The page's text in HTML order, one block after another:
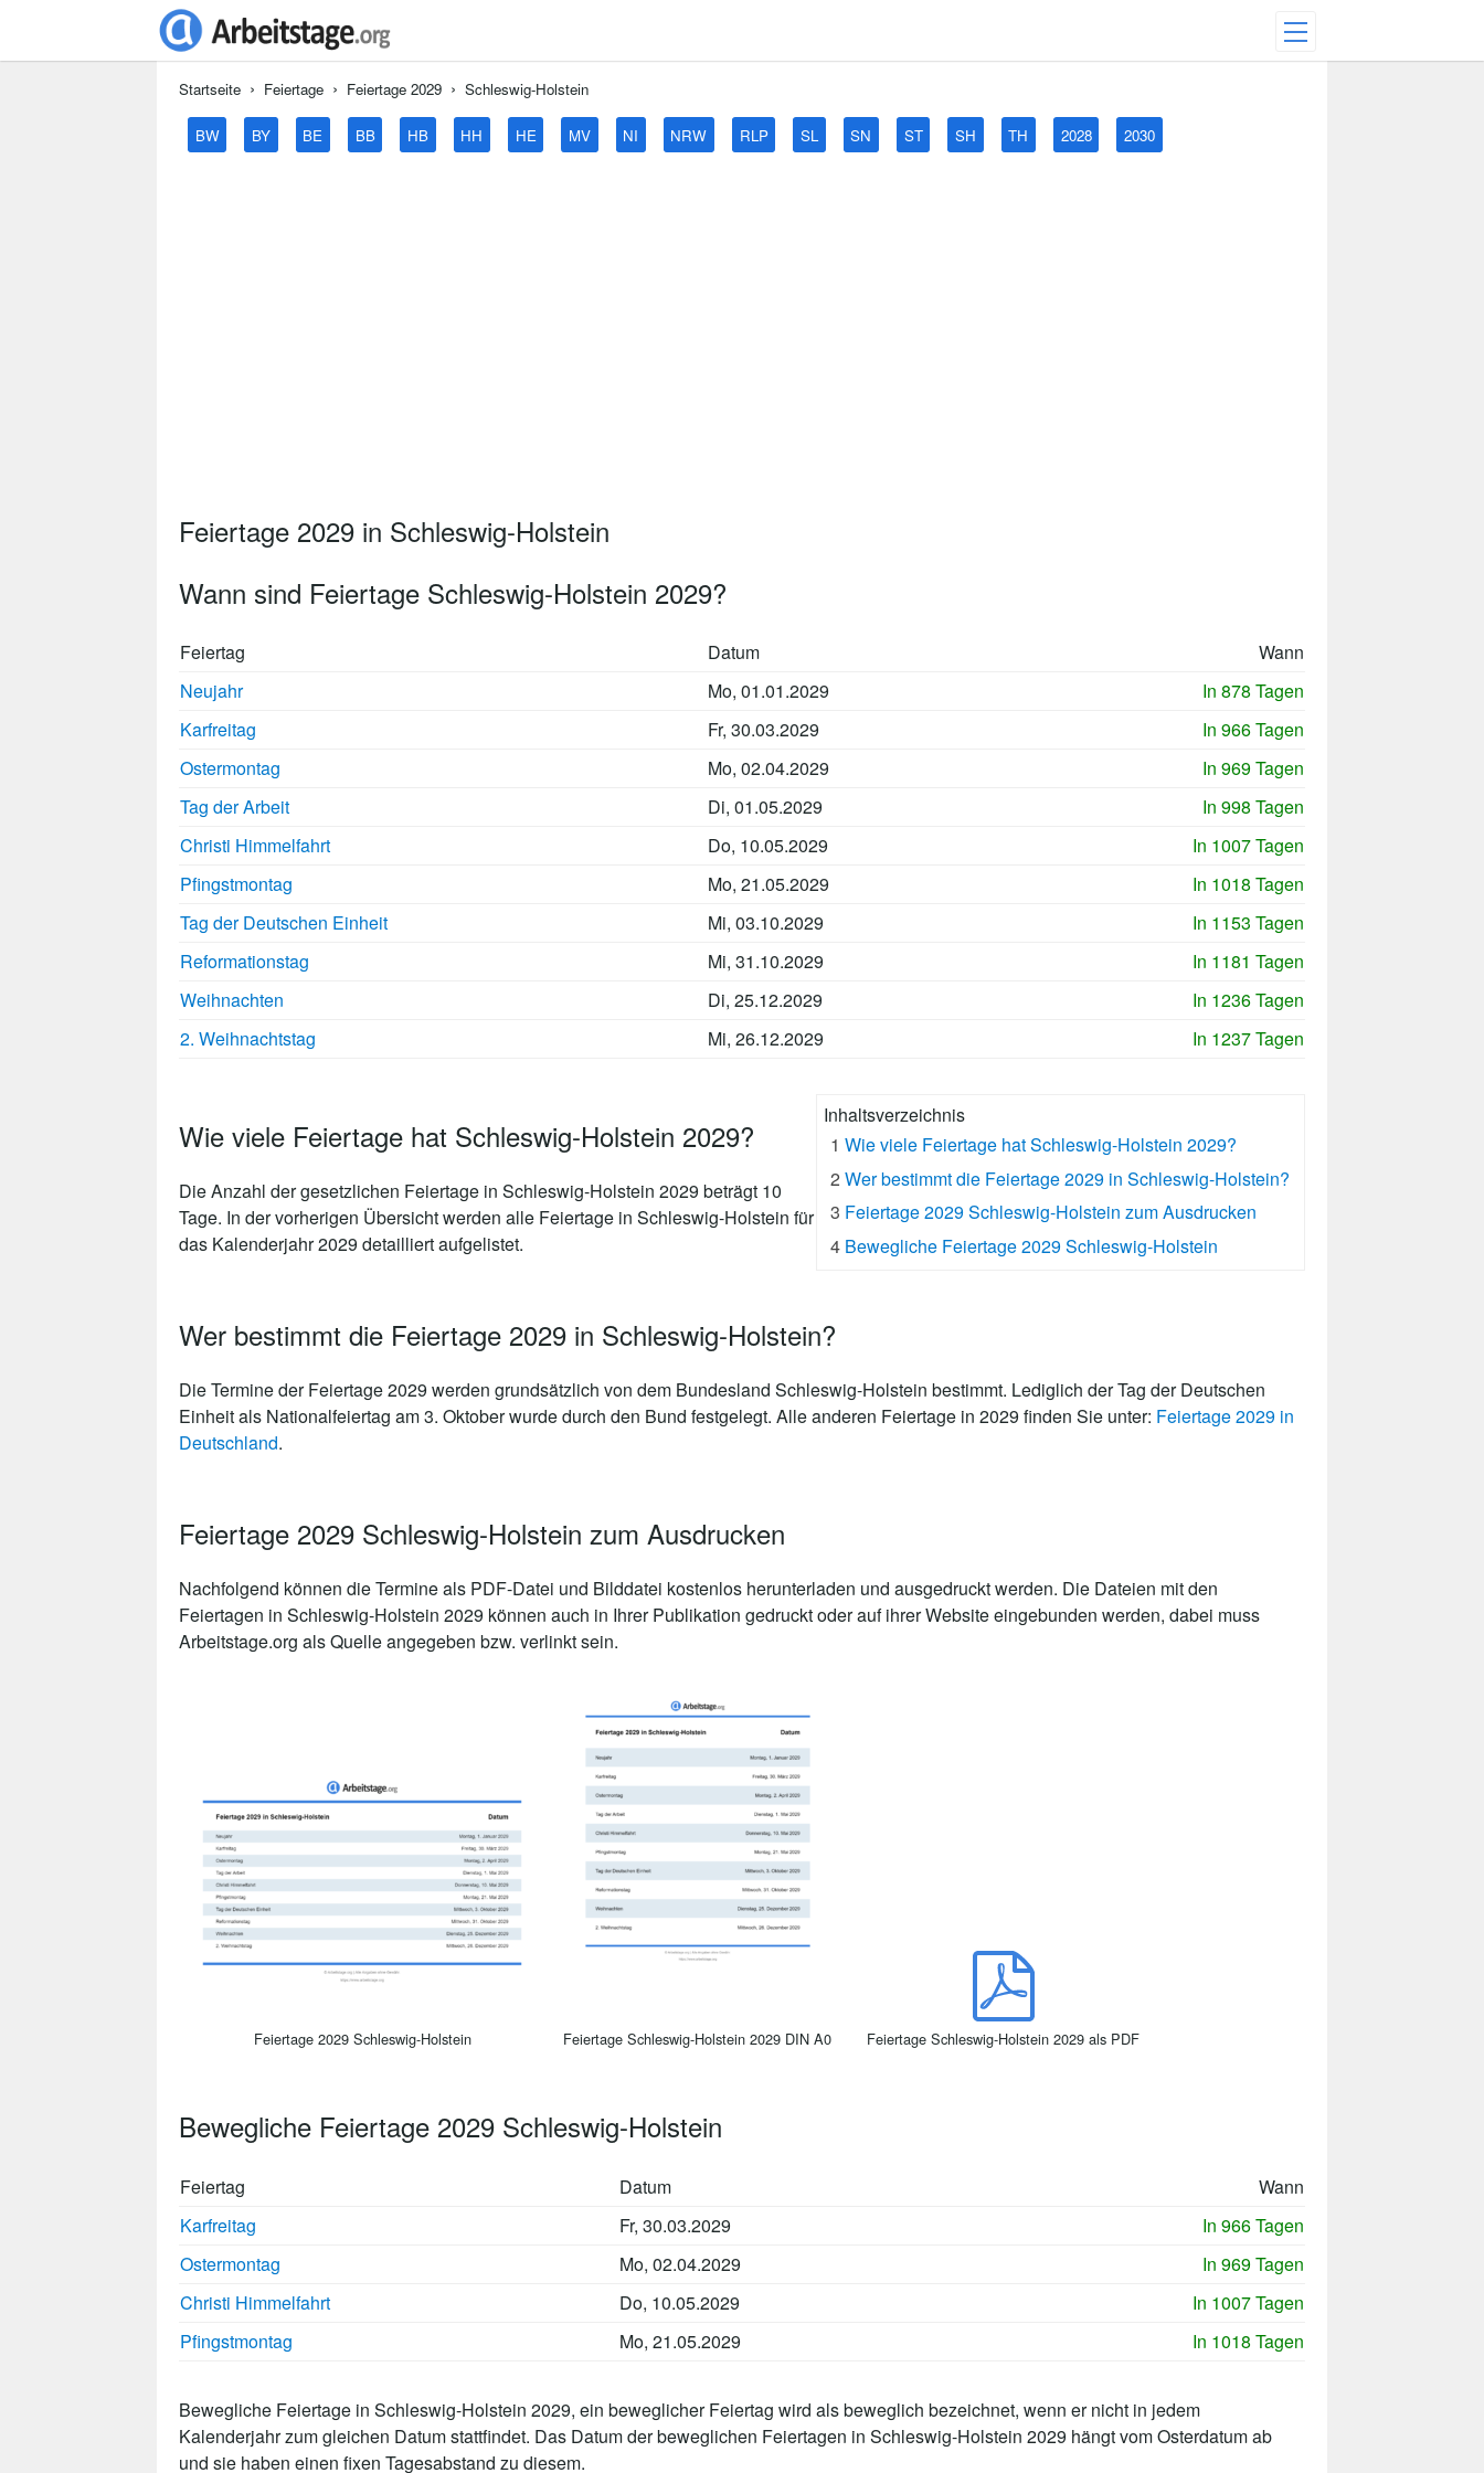
Startseite Feiertage Feiertage 2029 Schleswig-Holstein
BW BY BE BB HB HH HE MV NI NRW RLP SL SN ST SH TH 2028 2030
Feiertage 2029 in Schleswig-Holstein
Wann sind Feiertage Schleswig-Holstein 2029?
Feiertag Datum
Wann
Neujahr
Mo, 01.01.2029
In 878 Tagen
Karfreitag
Fr, 30.03.2029
In 966 Tagen
Ostermontag
Mo, 02.04.2029
In 969 Tagen
Tag der Arbeit
Di, 01.05.2029
In 998 Tagen
Christi Himmelfahrt
Do, 10.05.2029
In 1007 Tagen
Pfingstmontag
Mo, 21.05.2029
In 1018 Tagen
Tag der Deutschen Einheit
Mi, 03.10.2029
In 1153 Tagen
Reformationstag
Mi, 31.10.2029
In 1181 Tagen
Weihnachten
Di, 25.12.2029
In 1236 Tagen
2. Weihnachtstag
Mi, 26.12.2029 In 1237 Tagen
Inhaltsverzeichnis
1 Wie viele Feiertage hat Schleswig-Holstein 2029?
2 Wer bestimmt die Feiertage 2029 in Schleswig-Holstein?
3 Feiertage 2029 Schleswig-Holstein zum Ausdrucken
4 Bewegliche Feiertage 2029 Schleswig-Holstein
Wie viele Feiertage hat Schleswig-Holstein 2029?
Die Anzahl der gesetzlichen Feiertage in Schleswig-Holstein 2029 beträgt 10
Tage. In der vorherigen Übersicht werden alle Feiertage in Schleswig-Holstein für
das Kalenderjahr 2029 detailliert aufgelistet.
Wer bestimmt die Feiertage 2029 in Schleswig-Holstein?
Die Termine der Feiertage 2029 werden grundsätzlich von dem Bundesland Schleswig-Holstein bestimmt. Lediglich der Tag der Deutschen
Einheit als Nationalfeiertag am 3. Oktober wurde durch den Bund festgelegt. Alle anderen Feiertage in 2029 finden Sie unter: Feiertage 2029 in
Deutschland.
Feiertage 2029 Schleswig-Holstein zum Ausdrucken
Nachfolgend können die Termine als PDF-Datei und Bilddatei kostenlos herunterladen und ausgedruckt werden. Die Dateien mit den
Feiertagen in Schleswig-Holstein 2029 können auch in Ihrer Publikation gedruckt oder auf ihrer Website eingebunden werden, dabei muss
Arbeitstage.org als Quelle angegeben bzw. verlinkt sein.
Feiertage 2029 Schleswig-Holstein Feiertage Schleswig-Holstein 2029 DIN A0 Feiertage Schleswig-Holstein 2029 als PDF
Bewegliche Feiertage 2029 Schleswig-Holstein
Feiertag Datum
Wann
Karfreitag
Fr, 30.03.2029
In 966 Tagen
Ostermontag
Mo, 02.04.2029
In 969 Tagen
Christi Himmelfahrt
Do, 10.05.2029
In 1007 Tagen
Pfingstmontag
Mo, 21.05.2029 In 1018 Tagen
Bewegliche Feiertage in Schleswig-Holstein 2029, ein beweglicher Feiertag wird als beweglich bezeichnet, wenn er nicht in jedem
Kalenderjahr zum gleichen Datum stattfindet. Das Datum der beweglichen Feiertagen in Schleswig-Holstein 2029 hängt vom Osterdatum ab
und sie haben einen fixen Tagesabstand zu diesem.